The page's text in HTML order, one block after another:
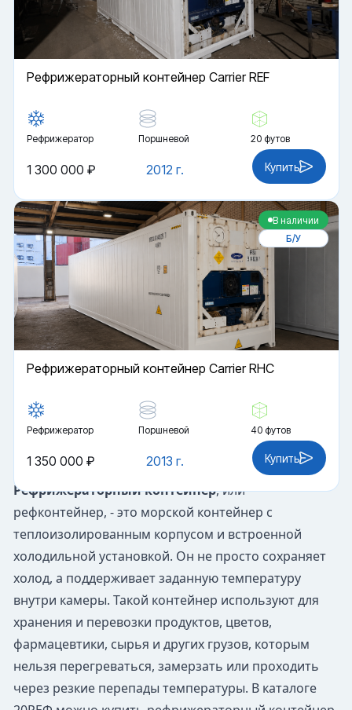
Рефрижераторный контейнер Carrier REF
Рефрижератор Поршневой 20 футов
2012 г.
1 300 000 ₽ Купить
В наличии
Б/У
Рефрижераторный контейнер Carrier RHC
Рефрижератор Поршневой 40 футов
2013 г.
1 350 000 ₽ Купить
Рефрижераторный контейнер, или
рефконтейнер, - это морской контейнер с
теплоизолированным корпусом и встроенной
холодильной установкой. Он не просто сохраняет
холод, а поддерживает заданную температуру
внутри камеры. Такой контейнер используют для
хранения и перевозки продуктов, цветов,
фармацевтики, сырья и других грузов, которым
нельзя перегреваться, замерзать или проходить
через резкие перепады температуры. В каталоге